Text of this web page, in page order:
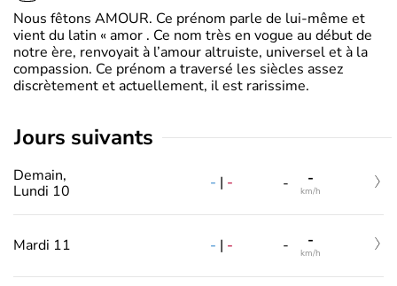
Nous fêtons AMOUR. Ce prénom parle de lui-même et
vient du latin « amor . Ce nom très en vogue au début de
notre ère, renvoyait à l’amour altruiste, universel et à la
compassion. Ce prénom a traversé les siècles assez
discrètement et actuellement, il est rarissime.
jours suivants
Demain,
Lundi 10
- | - - -
km/h
Mardi 11 - | - - -
km/h